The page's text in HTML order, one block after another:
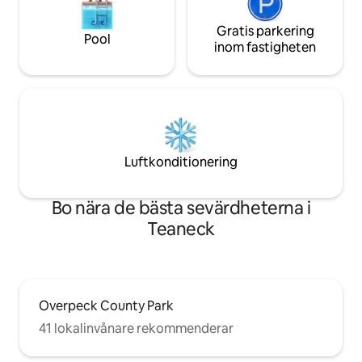
Pool
Gratis parkering
inom fastigheten
Luftkonditionering
Bo nära de bästa sevärdheterna i
Teaneck
Overpeck County Park
41 lokalinvånare rekommenderar